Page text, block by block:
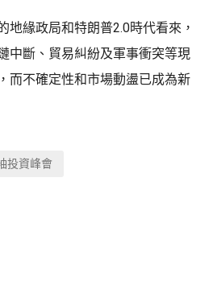
地緣政局和特朗普2.0時代看來，
中斷、貿易糾紛及軍事衝突等現
而不確定性和市場動盪已成為新
投資峰會